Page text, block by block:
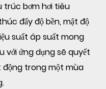
trúc bơm hơi tiêu
đẩy độ bền, mật độ
suất áp suất mong
với ứng dụng sẽ quyết
động trong một mùa